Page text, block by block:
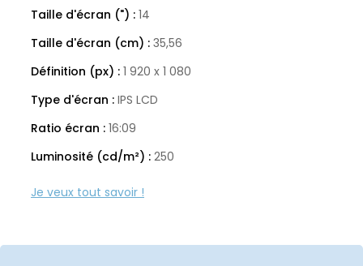
Taille d'écran (") : 14
Taille d'écran (cm) : 35,56
Définition (px) : 1 920 x 1 080
Type d'écran : IPS LCD
Ratio écran : 16:09
Luminosité (cd/m²) : 250
Spécificités techniques